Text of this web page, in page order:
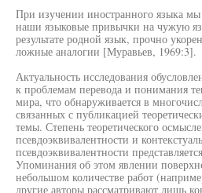
При изучении иностранного языка
наши языковые привычки на чужую
результате родной язык, прочно
ложные аналогии [Муравьев, 1969:3].
Актуальность исследования
к проблемам перевода и понимания
мира, что обнаруживается в
связанных с публикацией
темы. Степень теоретического
псевдоэквивалентности и
псевдоэквивалентности
Упоминания об этом явлении
небольшом количестве работ
другие авторы рассматривают лишь